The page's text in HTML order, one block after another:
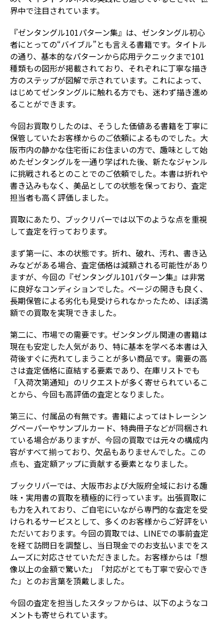
界中で注目されています。
『ゼンタングル101パターン集』は、ゼンタングル初心
者にとっての“バイブル”とも言える書籍です。タイトル
の通り、基本的なパターンから応用テクニックまで101
種類もの図形が掲載されており、それぞれに丁寧な描き
方のステップが図解で示されています。これによって、
はじめてゼンタングルに触れる方でも、迷わず描き進め
ることができます。
今回お買取りしたのは、そうした価値ある書籍を丁寧に
保管していたお客様からのご依頼によるものでした。大
阪市内の静かな住宅街にお住まいの方で、趣味として始
めたゼンタングルを一通り学ばれた後、新たなジャンル
に挑戦されるとのことでのご依頼でした。本書は折れや
書き込みもなく、美品としての状態を保っており、査定
担当者も高く評価しました。
買取にあたり、ブックリバーでは以下のような点を重視
して査定を行っております。
まず第一に、本の状態です。折れ、破れ、汚れ、書き込
みなどがある場合、査定価格は減額される可能性があり
ますが、今回の『ゼンタングル101パターン集』は非常
に良好なコンディションでした。ページの開きも良く、
長期保管による劣化も見受けられなかったため、ほぼ満
額での買取を実現できました。
第二に、市場での需要です。ゼンタングル関連の書籍は
現在も安定した人気があり、特に基本を学べる本書は入
荷後すぐに売れてしまうことが多い商品です。需要の高
さは査定価格に直結する要素であり、在庫リストでも
「入荷次第通知」のリクエストが多く寄せられているこ
とから、今回も高評価の査定となりました。
第三に、付属品の有無です。書籍によってはトレーシン
グペーパーやサンプルカード、特典冊子などが同梱され
ている場合がありますが、今回の買取では元々の構成内
容がすべて揃っており、欠品もありませんでした。この
点も、査定額アップに貢献する要素となりました。
ブックリバーでは、大阪市および大阪府全域における趣
味・実用書の買取を積極的に行っています。出張買取に
も力を入れており、ご自宅にいながら専門的な査定を受
けられるサービスとして、多くのお客様からご好評をい
ただいております。今回の買取では、LINEでの事前査定
を経て訪問日を調整し、当日現金でのお支払いまでをス
ムーズに対応させていただきました。お客様からは「想
像以上の金額で驚いた」「対応がとても丁寧で安心でき
た」とのお言葉を頂戴しました。
今回の査定を担当したスタッフからは、以下のようなコ
メントも寄せられています。